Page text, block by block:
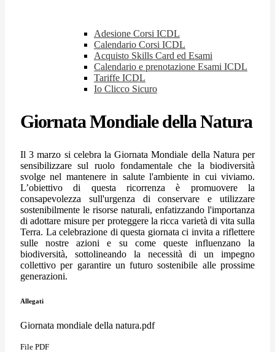
Adesione Corsi ICDL
Calendario Corsi ICDL
Acquisto Skills Card ed Esami
Calendario e prenotazione Esami ICDL
Tariffe ICDL
Io Clicco Sicuro
Giornata Mondiale della Natura
Il 3 marzo si celebra la Giornata Mondiale della Natura per
sensibilizzare sul ruolo fondamentale che la biodiversità
svolge nel mantenere in salute l'ambiente in cui viviamo.
L’obiettivo di questa ricorrenza è promuovere la
consapevolezza sull'urgenza di conservare e utilizzare
sostenibilmente le risorse naturali, enfatizzando l'importanza
di adottare misure per proteggere la ricca varietà di vita sulla
Terra. La celebrazione di questa giornata ci invita a riflettere
sulle nostre azioni e su come queste influenzano la
biodiversità, sottolineando la necessità di un impegno
collettivo per garantire un futuro sostenibile alle prossime
generazioni.
Allegati
Giornata mondiale della natura.pdf
File PDF